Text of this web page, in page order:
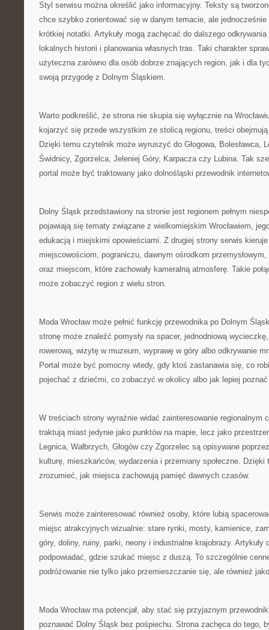
Styl serwisu można określić jako informacyjny. Teksty są
chce szybko zorientować się w danym temacie, ale
krótkiej notatki. Artykuły mogą zachęcać do dalszego
lokalnych historii i planowania własnych tras. Taki charakter
użyteczna zarówno dla osób dobrze znających region, jak i dla
swoją przygodę z Dolnym Śląskiem.
Warto podkreślić, że strona nie skupia się wyłącznie na
kojarzyć się przede wszystkim ze stolicą regionu, treści
Dzięki temu czytelnik może wyruszyć do Głogowa, Bolesławca,
Świdnicy, Zgorzelca, Jeleniej Góry, Karpacza czy Lubina. Tak
portal może być traktowany jako dolnośląski przewodnik
Dolny Śląsk przedstawiony na stronie jest regionem pełnym
pojawiają się tematy związane z wielkomiejskim Wrocławiem,
edukacją i miejskimi opowieściami. Z drugiej strony serwis kieruje
miejscowościom, pograniczu, dawnym ośrodkom
oraz miejscom, które zachowały kameralną atmosferę. Takie
może zobaczyć region z wielu stron.
Moda Wrocław może pełnić funkcję przewodnika po Dolnym
stronę może znaleźć pomysły na spacer, jednodniową
rowerową, wizytę w muzeum, wyprawę w góry albo odkrywanie
Portal może być pomocny wtedy, gdy ktoś zastanawia się, co
pojechać z dziećmi, co zobaczyć w okolicy albo jak lepiej
W treściach strony wyraźnie widać zainteresowanie regionalnym
traktują miast jedynie jako punktów na mapie, lecz jako
Legnica, Wałbrzych, Głogów czy Zgorzelec są opisywane
kulturę, mieszkańców, wydarzenia i przemiany społeczne.
zrozumieć, jak miejsca zachowują pamięć dawnych czasów.
Serwis może zainteresować również osoby, które lubią
miejsc atrakcyjnych wizualnie: stare rynki, mosty, kamienice,
góry, doliny, ruiny, parki, neony i industrialne krajobrazy. Artykuły
podpowiadać, gdzie szukać miejsc z duszą. To szczególnie
podróżowanie nie tylko jako przemieszczanie się, ale również
Moda Wrocław ma potencjał, aby stać się przyjaznym
poznawać Dolny Śląsk bez pośpiechu. Strona zachęca do tego,